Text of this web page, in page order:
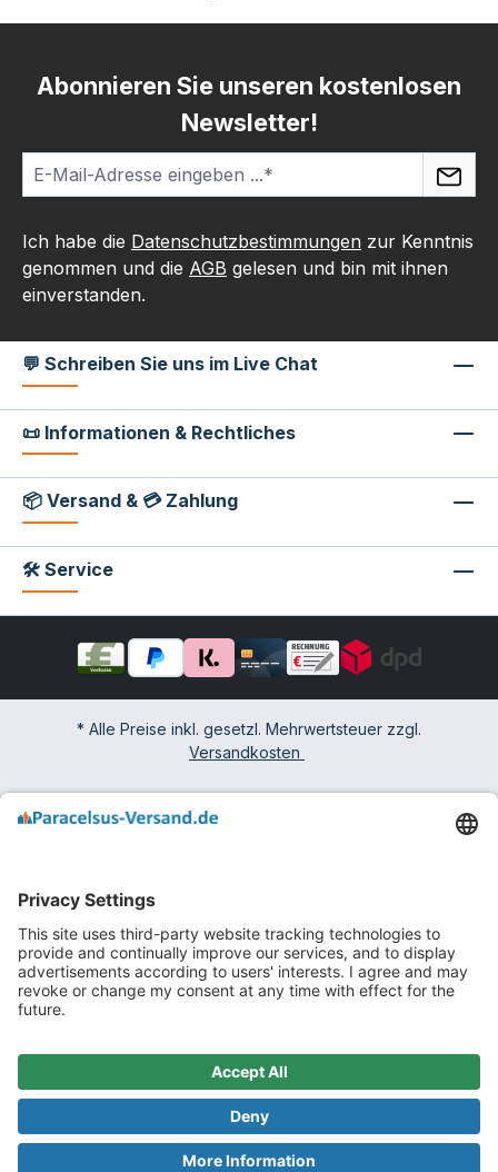
Abonnieren Sie unseren kostenlosen
Newsletter!
Ich habe die Datenschutzbestimmungen zur Kenntnis
genommen und die AGB gelesen und bin mit ihnen
einverstanden.
💬 Schreiben Sie uns im Live Chat
📜 Informationen & Rechtliches
📦 Versand & 💳 Zahlung
🛠 Service
* Alle Preise inkl. gesetzl. Mehrwertsteuer zzgl.
Versandkosten
Datenschutzerklärung